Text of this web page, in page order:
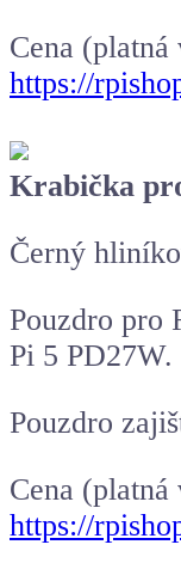
Cena
https://
Krabička
Černý
Pouzdro pro
Pi 5 PD27W.
Pouzdro
Cena
https://